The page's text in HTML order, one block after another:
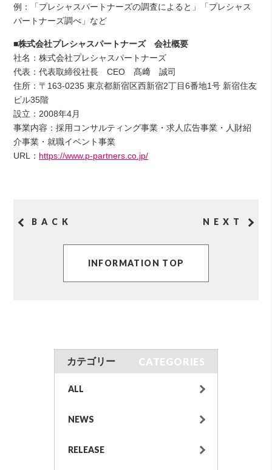
例：「プレシャスパートナーズの調査によると」「プレシャス
パートナーズ調べ」など
■株式会社プレシャスパートナーズ 会社概要
社名：株式会社プレシャスパートナーズ
代表：代表取締役社長 CEO 髙﨑 誠司
住所：〒163-0235 東京都新宿区西新宿2丁目6番地1号 新宿住友
ビル35階
設立：2008年4月
事業内容：採用コンサルティング事業・求人広告事業・人財紹
介事業・就職イベント事業
URL： https://www.p-partners.co.jp/
BACK NEXT
INFORMATION TOP
カテゴリー CATEGORIES
ALL
NEWS
RELEASE